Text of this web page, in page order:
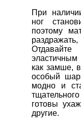
При
ног
поэтому
как замше,
особый
модно и
готовы
другие.